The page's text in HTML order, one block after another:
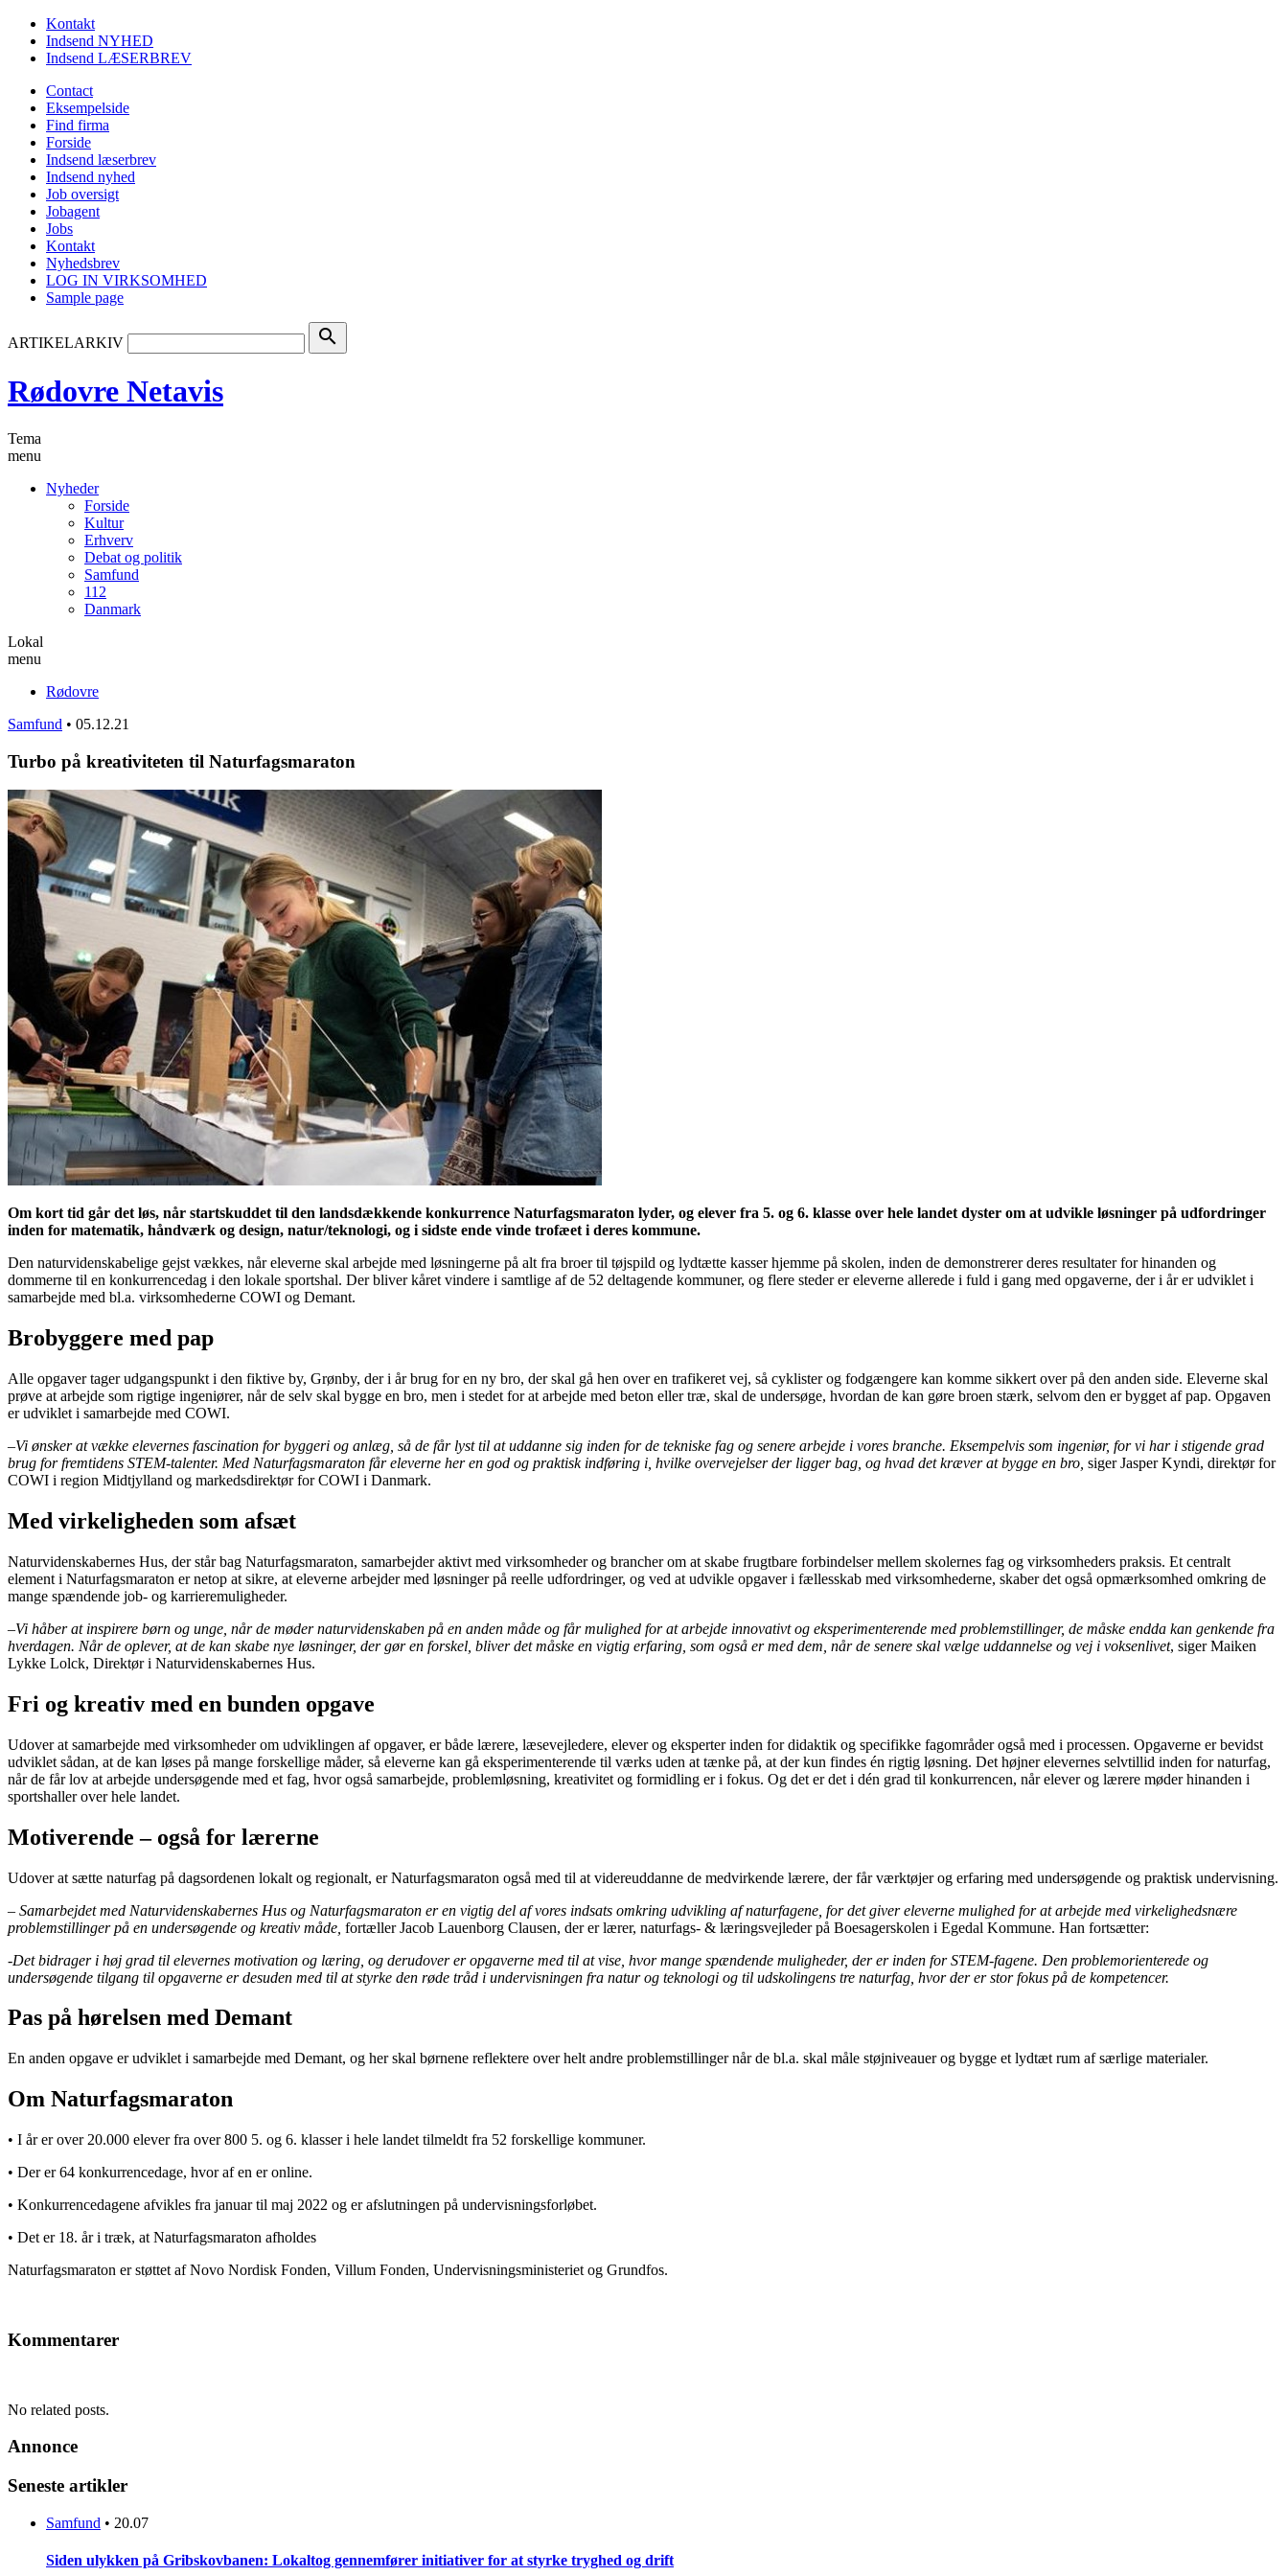
Kontakt
Indsend NYHED
Indsend LÆSERBREV
Contact
Eksempelside
Find firma
Forside
Indsend læserbrev
Indsend nyhed
Job oversigt
Jobagent
Jobs
Kontakt
Nyhedsbrev
LOG IN VIRKSOMHED
Sample page
ARTIKELARKIV search
Rødovre Netavis
Tema
menu
Nyheder
Forside
Kultur
Erhverv
Debat og politik
Samfund
112
Danmark
Lokal
menu
Rødovre
Samfund • 05.12.21
Turbo på kreativiteten til Naturfagsmaraton
Om kort tid går det løs, når startskuddet til den landsdækkende konkurrence Naturfagsmaraton lyder, og elever fra 5. og 6. klasse over hele landet dyster om at udvikle løsninger på udfordringer
inden for matematik, håndværk og design, natur/teknologi, og i sidste ende vinde trofæet i deres kommune.
Den naturvidenskabelige gejst vækkes, når eleverne skal arbejde med løsningerne på alt fra broer til tøjspild og lydtætte kasser hjemme på skolen, inden de demonstrerer deres resultater for hinanden og
dommerne til en konkurrencedag i den lokale sportshal. Der bliver kåret vindere i samtlige af de 52 deltagende kommuner, og flere steder er eleverne allerede i fuld i gang med opgaverne, der i år er udviklet i
samarbejde med bl.a. virksomhederne COWI og Demant.
Brobyggere med pap
Alle opgaver tager udgangspunkt i den fiktive by, Grønby, der i år brug for en ny bro, der skal gå hen over en trafikeret vej, så cyklister og fodgængere kan komme sikkert over på den anden side. Eleverne skal
prøve at arbejde som rigtige ingeniører, når de selv skal bygge en bro, men i stedet for at arbejde med beton eller træ, skal de undersøge, hvordan de kan gøre broen stærk, selvom den er bygget af pap. Opgaven
er udviklet i samarbejde med COWI.
–Vi ønsker at vække elevernes fascination for byggeri og anlæg, så de får lyst til at uddanne sig inden for de tekniske fag og senere arbejde i vores branche. Eksempelvis som ingeniør, for vi har i stigende grad
brug for fremtidens STEM-talenter. Med Naturfagsmaraton får eleverne her en god og praktisk indføring i, hvilke overvejelser der ligger bag, og hvad det kræver at bygge en bro, siger Jasper Kyndi, direktør for
COWI i region Midtjylland og markedsdirektør for COWI i Danmark.
Med virkeligheden som afsæt
Naturvidenskabernes Hus, der står bag Naturfagsmaraton, samarbejder aktivt med virksomheder og brancher om at skabe frugtbare forbindelser mellem skolernes fag og virksomheders praksis. Et centralt
element i Naturfagsmaraton er netop at sikre, at eleverne arbejder med løsninger på reelle udfordringer, og ved at udvikle opgaver i fællesskab med virksomhederne, skaber det også opmærksomhed omkring de
mange spændende job- og karrieremuligheder.
–Vi håber at inspirere børn og unge, når de møder naturvidenskaben på en anden måde og får mulighed for at arbejde innovativt og eksperimenterende med problemstillinger, de måske endda kan genkende fra
hverdagen. Når de oplever, at de kan skabe nye løsninger, der gør en forskel, bliver det måske en vigtig erfaring, som også er med dem, når de senere skal vælge uddannelse og vej i voksenlivet, siger Maiken
Lykke Lolck, Direktør i Naturvidenskabernes Hus.
Fri og kreativ med en bunden opgave
Udover at samarbejde med virksomheder om udviklingen af opgaver, er både lærere, læsevejledere, elever og eksperter inden for didaktik og specifikke fagområder også med i processen. Opgaverne er bevidst
udviklet sådan, at de kan løses på mange forskellige måder, så eleverne kan gå eksperimenterende til værks uden at tænke på, at der kun findes én rigtig løsning. Det højner elevernes selvtillid inden for naturfag,
når de får lov at arbejde undersøgende med et fag, hvor også samarbejde, problemløsning, kreativitet og formidling er i fokus. Og det er det i dén grad til konkurrencen, når elever og lærere møder hinanden i
sportshaller over hele landet.
Motiverende – også for lærerne
Udover at sætte naturfag på dagsordenen lokalt og regionalt, er Naturfagsmaraton også med til at videreuddanne de medvirkende lærere, der får værktøjer og erfaring med undersøgende og praktisk undervisning.
– Samarbejdet med Naturvidenskabernes Hus og Naturfagsmaraton er en vigtig del af vores indsats omkring udvikling af naturfagene, for det giver eleverne mulighed for at arbejde med virkelighedsnære
problemstillinger på en undersøgende og kreativ måde, fortæller Jacob Lauenborg Clausen, der er lærer, naturfags- & læringsvejleder på Boesagerskolen i Egedal Kommune. Han fortsætter:
-Det bidrager i høj grad til elevernes motivation og læring, og derudover er opgaverne med til at vise, hvor mange spændende muligheder, der er inden for STEM-fagene. Den problemorienterede og
undersøgende tilgang til opgaverne er desuden med til at styrke den røde tråd i undervisningen fra natur og teknologi og til udskolingens tre naturfag, hvor der er stor fokus på de kompetencer.
Pas på hørelsen med Demant
En anden opgave er udviklet i samarbejde med Demant, og her skal børnene reflektere over helt andre problemstillinger når de bl.a. skal måle støjniveauer og bygge et lydtæt rum af særlige materialer.
Om Naturfagsmaraton
• I år er over 20.000 elever fra over 800 5. og 6. klasser i hele landet tilmeldt fra 52 forskellige kommuner.
• Der er 64 konkurrencedage, hvor af en er online.
• Konkurrencedagene afvikles fra januar til maj 2022 og er afslutningen på undervisningsforløbet.
• Det er 18. år i træk, at Naturfagsmaraton afholdes
Naturfagsmaraton er støttet af Novo Nordisk Fonden, Villum Fonden, Undervisningsministeriet og Grundfos.
Kommentarer
No related posts.
Annonce
Seneste artikler
Samfund • 20.07
Siden ulykken på Gribskovbanen: Lokaltog gennemfører initiativer for at styrke tryghed og drift